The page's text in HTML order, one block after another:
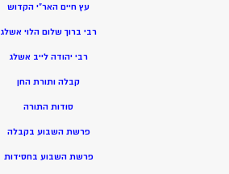
עץ חיים האר”י הקדוש
רבי ברוך שלום הלוי אשלג
רבי יהודה לייב אשלג
קבלה ותורת החן
סודות התורה
פרשת השבוע בקבלה
פרשת השבוע בחסידות